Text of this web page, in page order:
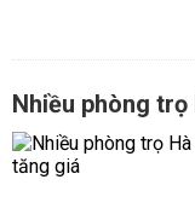
Nhiều phòng